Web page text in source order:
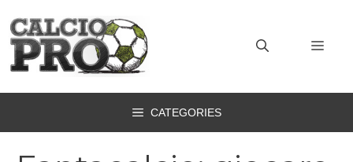
contenuto
CATEGORIES